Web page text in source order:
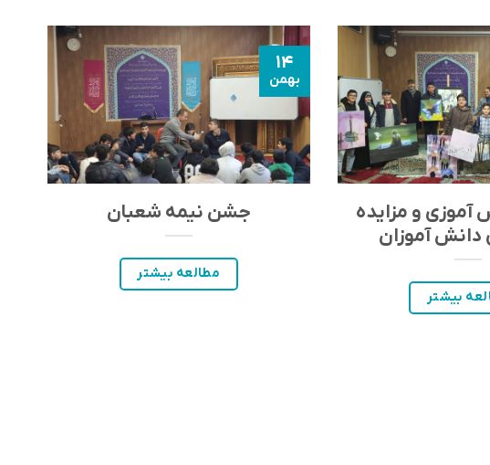
آموزی و مزایده
دانش آموزان
بیشتر
جشن نیمه شعبان
مطالعه بیشتر
۱۴
بهمن